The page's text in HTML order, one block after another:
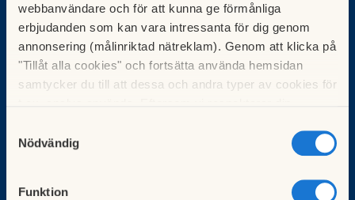
webbanvändare och för att kunna ge förmånliga
erbjudanden som kan vara intressanta för dig genom
annonsering (målinriktad nätreklam). Genom att klicka på
"Tillåt alla cookies" och fortsätta använda hemsidan
samtycker du till att dessa och andra typer av cookies för
cookies och välja att endast tillåta ett urval.
Nödvändig
Funktion
Bli medlem
Börja bospara
Blanketter
För brf:er
Kunskapsbank
Kurser för förtroendevalda